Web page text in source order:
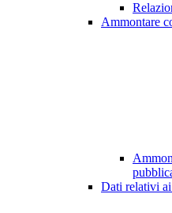
Ammontare
Dati relativi